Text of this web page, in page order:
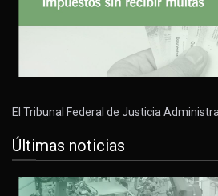
El Tribunal Federal de Justicia
Últimas noticias